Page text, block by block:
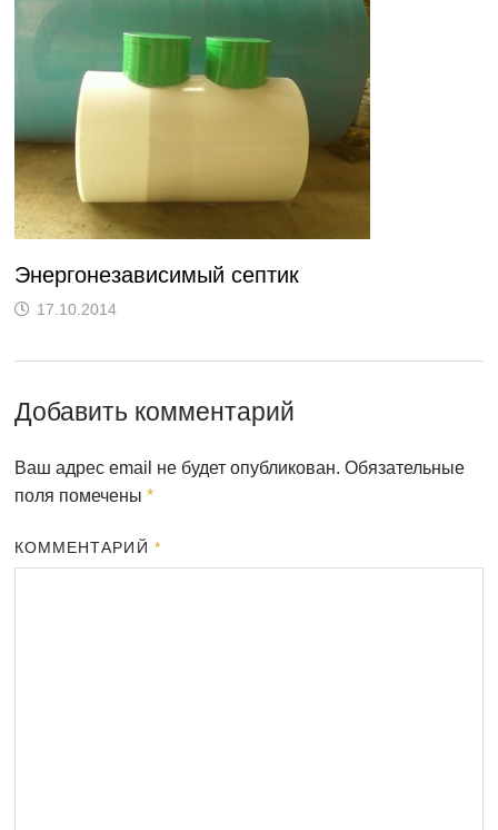
Энергонезависимый септик
17.10.2014
Добавить комментарий
Ваш адрес email не будет опубликован. Обязательные
поля помечены *
КОММЕНТАРИЙ *